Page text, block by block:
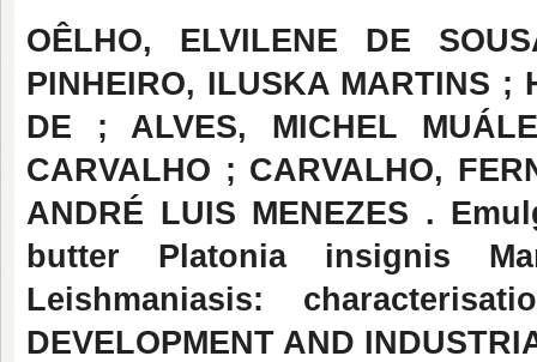
OÊLHO, ELVILENE DE
PINHEIRO, ILUSKA MARTINS ;
DE ; ALVES, MICHEL
CARVALHO ; CARVALHO,
ANDRÉ LUIS MENEZES .
butter Platonia insignis
Leishmaniasis:
DEVELOPMENT AND